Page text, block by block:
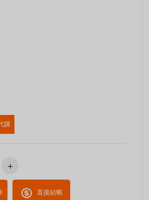
購
直接結帳